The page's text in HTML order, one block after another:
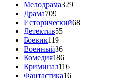
Мелодрама329
Драма709
Исторический68
Детектив55
Боевик119
Военный36
Комедия186
Криминал116
Фантастика16